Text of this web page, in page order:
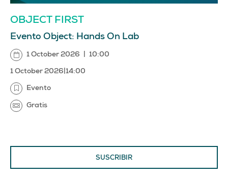
OBJECT FIRST
Evento Object: Hands On Lab
1 October 2026 10:00
1 October 2026 14:00
Evento
Gratis
SUSCRIBIR